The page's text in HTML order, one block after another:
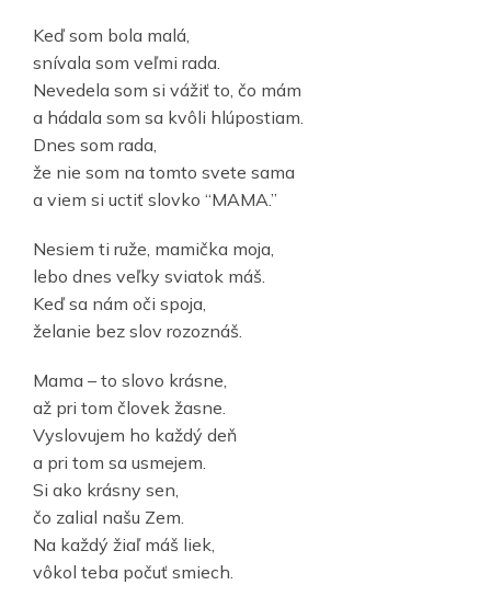
Keď som bola malá,
snívala som veľmi rada.
Nevedela som si vážiť to, čo mám
a hádala som sa kvôli hlúpostiam.
Dnes som rada,
že nie som na tomto svete sama
a viem si uctiť slovko “MAMA.”
Nesiem ti ruže, mamička moja,
lebo dnes veľky sviatok máš.
Keď sa nám oči spoja,
želanie bez slov rozoznáš.
Mama – to slovo krásne,
až pri tom človek žasne.
Vyslovujem ho každý deň
a pri tom sa usmejem.
Si ako krásny sen,
čo zalial našu Zem.
Na každý žiaľ máš liek,
vôkol teba počuť smiech.